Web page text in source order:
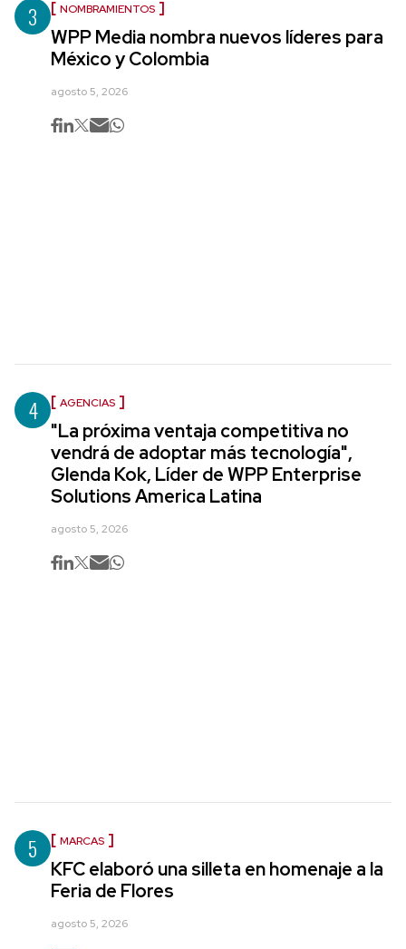
3 NOMBRAMIENTOS
WPP Media nombra nuevos líderes para
México y Colombia
agosto 5, 2026
4 AGENCIAS
"La próxima ventaja competitiva no
vendrá de adoptar más tecnología",
Glenda Kok, Líder de WPP Enterprise
Solutions America Latina
agosto 5, 2026
5 MARCAS
KFC elaboró una silleta en homenaje a la
Feria de Flores
agosto 5, 2026